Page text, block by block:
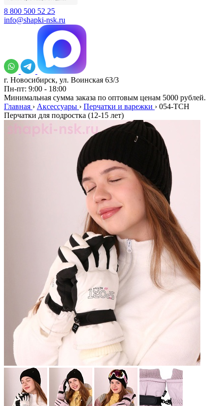
8 800 500 52 25
info@shapki-nsk.ru
г. Новосибирск, ул. Воинская 63/3
Пн-пт: 9:00 - 18:00
Минимальная сумма заказа по оптовым ценам 5000 рублей.
Главная › Аксессуары › Перчатки и варежки › 054-TCH
Перчатки для подростка (12-15 лет)